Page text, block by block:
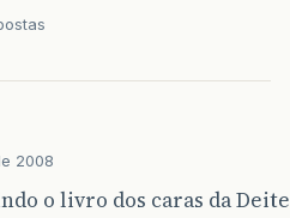
2008
o livro dos caras da